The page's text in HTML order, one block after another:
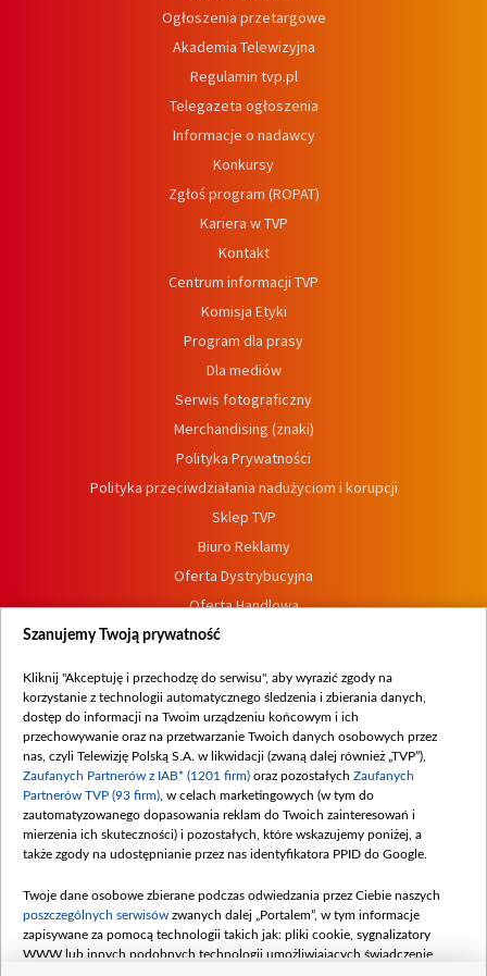
Ogłoszenia przetargowe
Akademia Telewizyjna
Regulamin tvp.pl
Telegazeta ogłoszenia
Informacje o nadawcy
Konkursy
Zgłoś program (ROPAT)
Kariera w TVP
Kontakt
Centrum informacji TVP
Komisja Etyki
Program dla prasy
Dla mediów
Serwis fotograficzny
Merchandising (znaki)
Polityka Prywatności
Polityka przeciwdziałania nadużyciom i korupcji
Sklep TVP
Biuro Reklamy
Oferta Dystrybucyjna
Oferta Handlowa
Dostępność
Procedura zgłoszeń wewnętrznych
Szanujemy Twoją prywatność
Kliknij "Akceptuję i przechodzę do serwisu", aby wyrazić zgody na
korzystanie z technologii automatycznego śledzenia i zbierania danych,
dostęp do informacji na Twoim urządzeniu końcowym i ich
przechowywanie oraz na przetwarzanie Twoich danych osobowych przez
nas, czyli Telewizję Polską S.A. w likwidacji (zwaną dalej również „TVP”),
Zaufanych Partnerów z IAB* (1201 firm) oraz pozostałych Zaufanych
Partnerów TVP (93 firm) , w celach marketingowych (w tym do
zautomatyzowanego dopasowania reklam do Twoich zainteresowań i
mierzenia ich skuteczności) i pozostałych, które wskazujemy poniżej, a
także zgody na udostępnianie przez nas identyfikatora PPID do Google.
Twoje dane osobowe zbierane podczas odwiedzania przez Ciebie naszych
poszczególnych serwisów zwanych dalej „Portalem”, w tym informacje
zapisywane za pomocą technologii takich jak: pliki cookie, sygnalizatory
WWW lub innych podobnych technologii umożliwiających świadczenie